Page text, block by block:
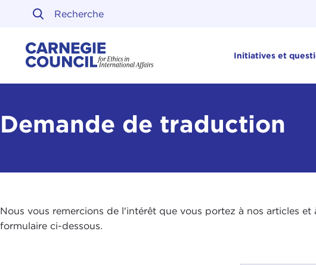
Skip to content
Initiatives et
Demande de traduction
Nous vous remercions de l'intérêt que vous portez à nos articles
formulaire ci-dessous.